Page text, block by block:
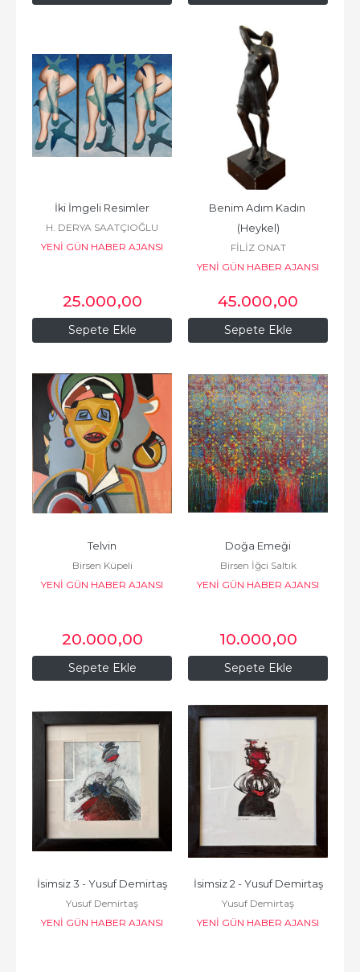
Sepete Ekle
İki İmgeli Resimler
H. DERYA SAATÇIOĞLU
YENİ GÜN HABER AJANSI
25.000,00
Sepete Ekle
Benim Adım Kadın
(Heykel)
FİLİZ ONAT
YENİ GÜN HABER AJANSI
45.000,00
Sepete Ekle
Telvin
Birsen Küpeli
YENİ GÜN HABER AJANSI
20.000,00
Sepete Ekle
Doğa Emeği
Birsen İğci Saltık
YENİ GÜN HABER AJANSI
10.000,00
İsimsiz 3 - Yusuf Demirtaş
Yusuf Demirtaş
YENİ GÜN HABER AJANSI
İsimsiz 2 - Yusuf Demirtaş
Yusuf Demirtaş
YENİ GÜN HABER AJANSI